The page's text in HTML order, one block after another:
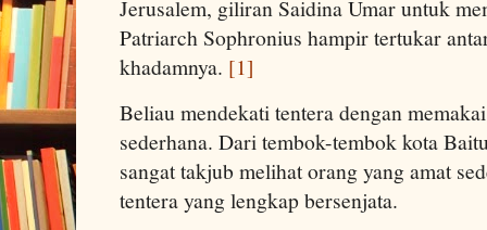
Jerusalem, giliran Saidina Umar untuk
Patriarch Sophronius hampir tertukar
khadamnya. [1]
Beliau mendekati tentera dengan
sederhana. Dari tembok-tembok kota
sangat takjub melihat orang yang amat
tentera yang lengkap bersenjata.